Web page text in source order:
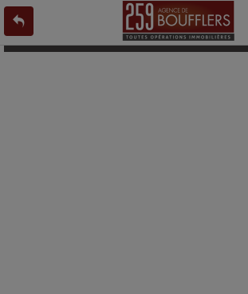
L'offre 9194726 n'existe pas ou n'est plus en ligne